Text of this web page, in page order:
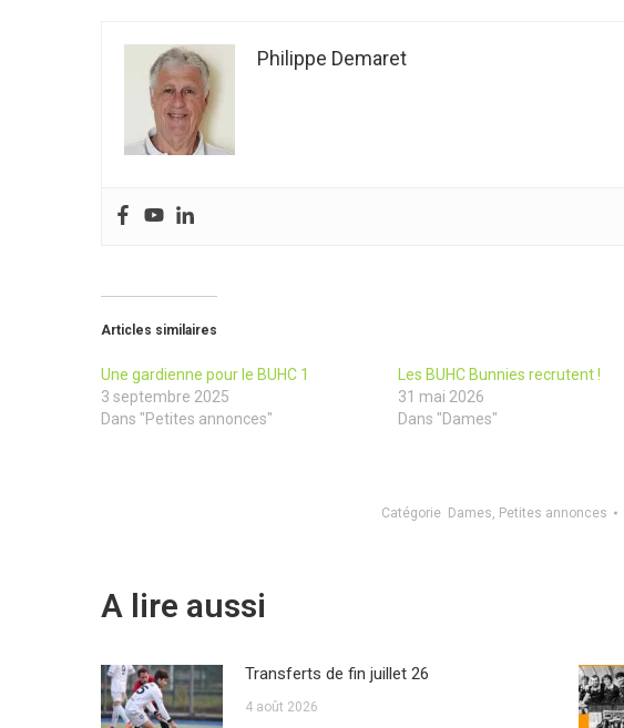
Philippe Demaret
Articles similaires
Une gardienne pour le BUHC 1
3 septembre 2025
Dans "Petites annonces"
Les BUHC Bunnies recrutent !
31 mai 2026
Dans "Dames"
Catégorie Dames, Petites annonces
A lire aussi
Transferts de fin juillet 26
4 août 2026